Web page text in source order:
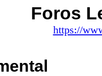
Foros
https://